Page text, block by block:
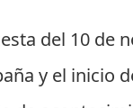
del 10 de
y el inicio